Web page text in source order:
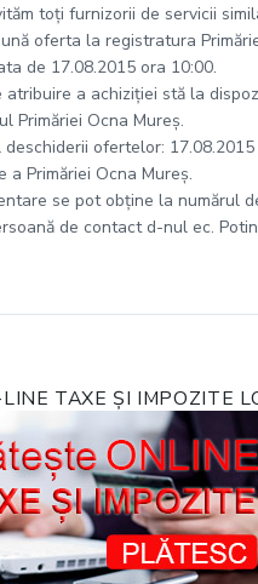
toţi furnizorii de servicii
oferta la registratura
de 17.08.2015 ora 10:00.
atribuire a achiziţiei stă la
Primăriei Ocna Mureş.
ofertelor: 17.08.2015
a Primăriei Ocna Mureş.
se pot obţine la numărul
de contact d-nul ec.
TAXE ȘI IMPOZITE